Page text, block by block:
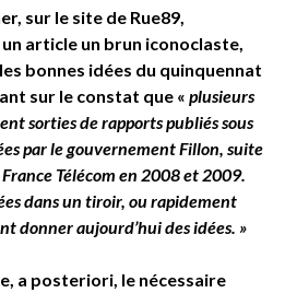
sur le site de Rue89,
un article un brun iconoclaste,
bonnes idées du quinquennat
sur le constat que « plusieurs
sorties de rapports publiés sous
par le gouvernement Fillon, suite
Télécom en 2008 et 2009.
dans un tiroir, ou rapidement
donner aujourd’hui des idées. »
a posteriori, le nécessaire